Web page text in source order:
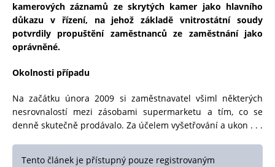
kamerových záznamů ze skrytých kamer jako hlavního
důkazu v řízení, na jehož základě vnitrostátní soudy
potvrdily propuštění zaměstnanců ze zaměstnání jako
oprávněné.
Okolnosti případu
Na začátku února 2009 si zaměstnavatel všiml některých
nesrovnalostí mezi zásobami supermarketu a tím, co se
denně skutečně prodávalo. Za účelem vyšetřování a ukon . . .
Tento článek je přístupný pouze registrovaným